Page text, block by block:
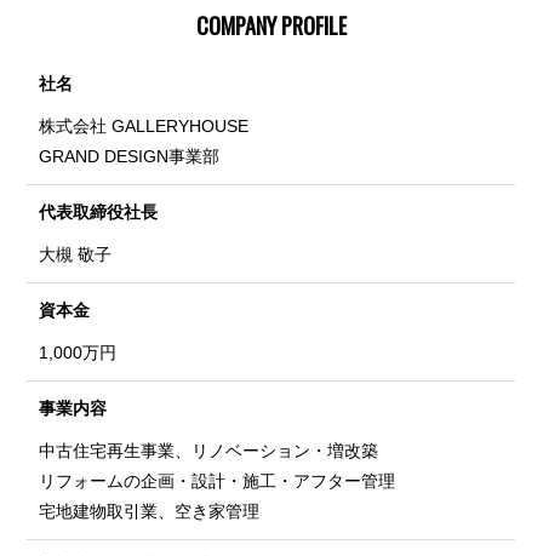
COMPANY PROFILE
社名
株式会社 GALLERYHOUSE
GRAND DESIGN事業部
代表取締役社長
大槻 敬子
資本金
1,000万円
事業内容
中古住宅再生事業、リノベーション・増改築
リフォームの企画・設計・施工・アフター管理
宅地建物取引業、空き家管理